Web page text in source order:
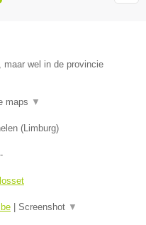
maar wel in de provincie
maps ▼
(Limburg)
-
Screenshot ▼